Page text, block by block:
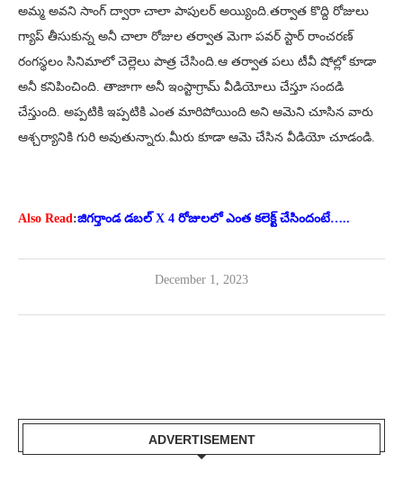
అమ్మ అవని సాంగ్ ద్వారా చాలా పాపులర్ అయ్యింది.తర్వాత కొద్ది రోజులు
గ్యాప్ తీసుకున్న అనీ చాలా రోజుల తర్వాత మెగా పవర్ స్టార్ రాంచరణ్
రంగస్థలం సినిమాలో చెల్లెలు పాత్ర చేసింది.ఆ తర్వాత పలు టీవీ షోల్లో కూడా
అనీ కనిపించింది. తాజాగా అనీ ఇంస్టాగ్రామ్ వీడియోలు చేస్తూ సందడి
చేస్తుంది. అప్పటికి ఇప్పటికి ఎంత మారిపోయింది అని ఆమెని చూసిన వారు
ఆశ్చర్యానికి గురి అవుతున్నారు.మీరు కూడా ఆమె చేసిన వీడియో చూడండి.
Also Read:జిగర్తాండ డబల్ X 4 రోజులలో ఎంత కలెక్ట్ చేసిందంటే…..
December 1, 2023
ADVERTISEMENT